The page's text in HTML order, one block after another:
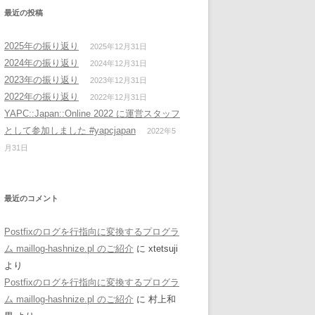
最近の投稿
2025年の振り返り 2025年12月31日
2024年の振り返り 2024年12月31日
2023年の振り返り 2023年12月31日
2022年の振り返り 2022年12月31日
YAPC::Japan::Online 2022 に運営スタッフ
として参加しました #yapcjapan
2022年5
月31日
最近のコメント
Postfixのログを行指向に変換するプログラ
ム maillog-hashnize.pl のご紹介 に xtetsuji
より
Postfixのログを行指向に変換するプログラ
ム maillog-hashnize.pl のご紹介 に 村上和